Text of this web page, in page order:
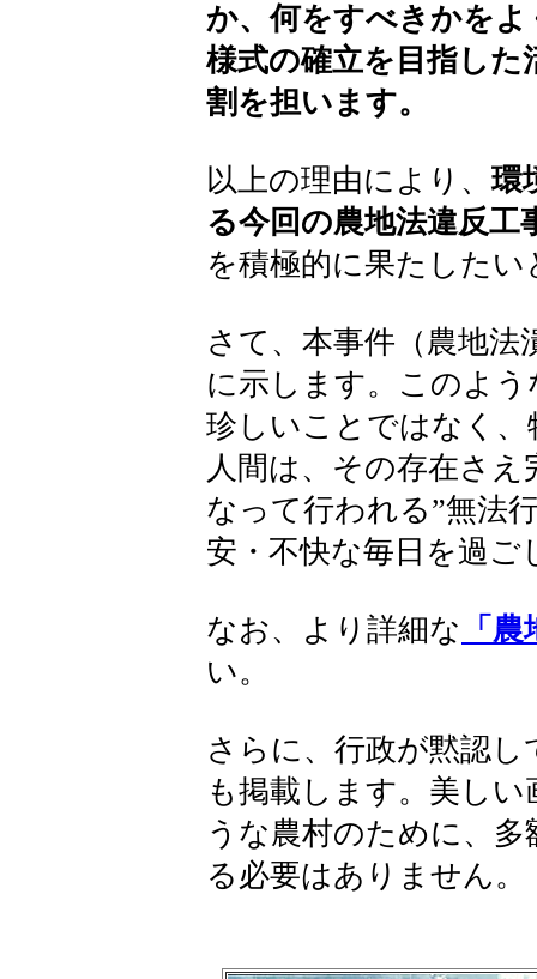
か、何をすべきかを
様式の確立を目指した
割を担います。
以上の理由により、 環
る今回の農地法違反工
を積極的に果たした
さて、本事件（農地法
に示します。このよ
珍しいことではなく
人間は、その存在さ
なって行われる”無法
安・不快な毎日を過ご
なお、より詳細な
「
い。
さらに、行政が黙認
も掲載します。美し
うな農村のために、
る必要はありません。